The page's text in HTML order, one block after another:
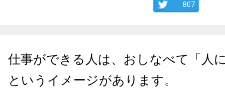
807
仕事ができる人は、おしなべて「人
というイメージがあります。